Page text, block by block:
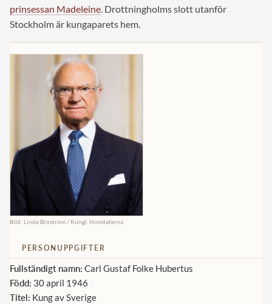
KÄNDISAR
VÄRLDENS KUNGAHUS
Brittiska kungahuset
Danska kungahuset
Spanska kungahuset
Nederländska kungahuset
Belgiska kungahuset
Jordanska kungahuset
Marockanska kungahuset
prinsessan Madeleine . Drottningholms slott utanför
Stockholm är kungaparets hem.
Bild: Linda Broström / Kungl. Hovstaterna
PERSONUPPGIFTER
Fullständigt namn: Carl Gustaf Folke Hubertus
Född: 30 april 1946
Titel: Kung av Sverige